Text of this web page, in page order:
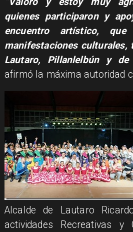
quienes participaron y
encuentro artístico, que
manifestaciones culturales,
Lautaro, Pillanlelbún y de
afirmó la máxima autoridad
Alcalde de Lautaro
actividades Recreativas